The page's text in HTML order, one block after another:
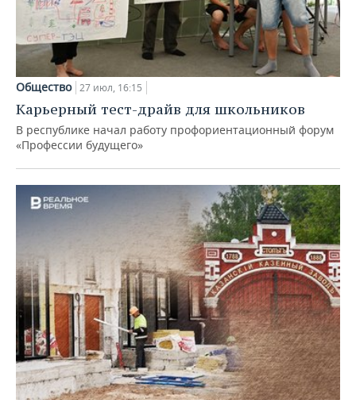
Общество 27 июл, 16:15
Карьерный тест-драйв для школьников
В республике начал работу профориентационный форум
«Профессии будущего»